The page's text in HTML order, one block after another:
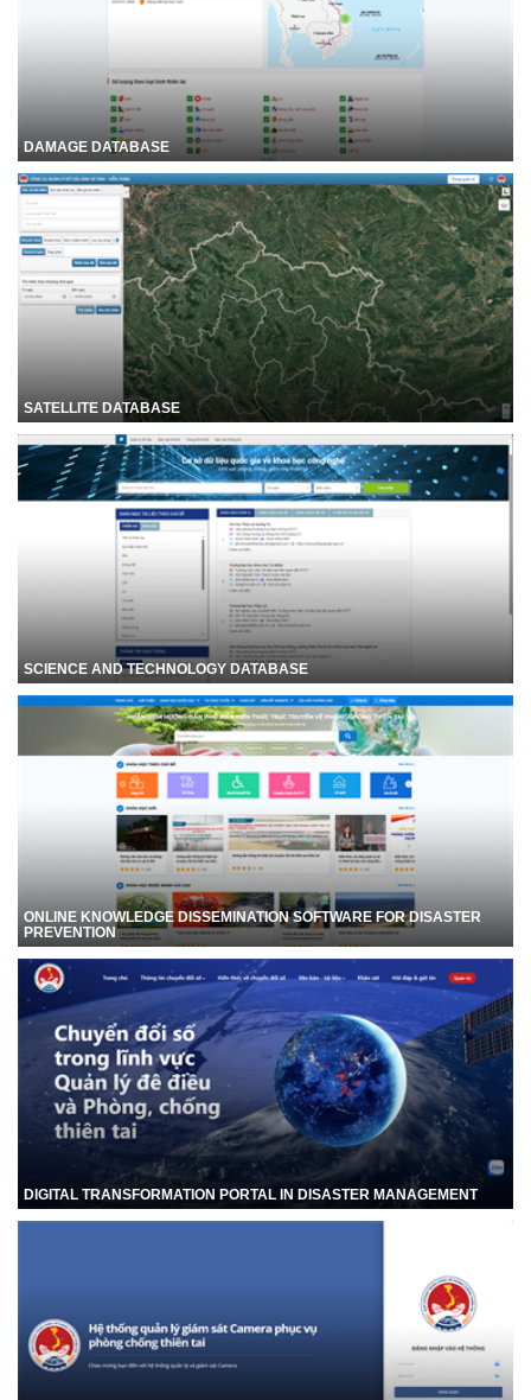
DAMAGE DATABASE
SATELLITE DATABASE
SCIENCE AND TECHNOLOGY DATABASE
ONLINE KNOWLEDGE DISSEMINATION SOFTWARE FOR DISASTER
PREVENTION
DIGITAL TRANSFORMATION PORTAL IN DISASTER MANAGEMENT